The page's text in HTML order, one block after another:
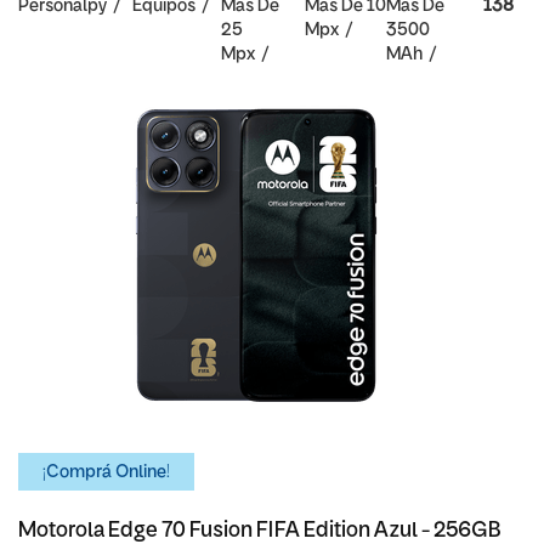
Personalpy Equipos
Mas De
25
Mpx
Mas De 10
Mpx
Mas De
3500
MAh
138
¡Comprá Online!
Motorola Edge 70 Fusion FIFA Edition Azul - 256GB